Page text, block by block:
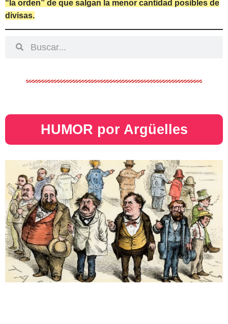
“la orden” de que salgan la menor cantidad posibles de
divisas.
HUMOR por Argüelles​